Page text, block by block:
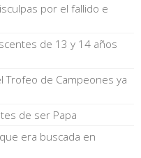
por el fallido e
de 13 y 14 años
Trofeo de Campeones ya
de ser Papa
era buscada en